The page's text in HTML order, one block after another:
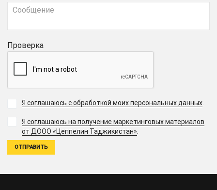
Проверка
Я соглашаюсь с обработкой моих персональных данных
Я соглашаюсь на получение маркетинговых материалов
от ДООО «Цеппелин Таджикистан».